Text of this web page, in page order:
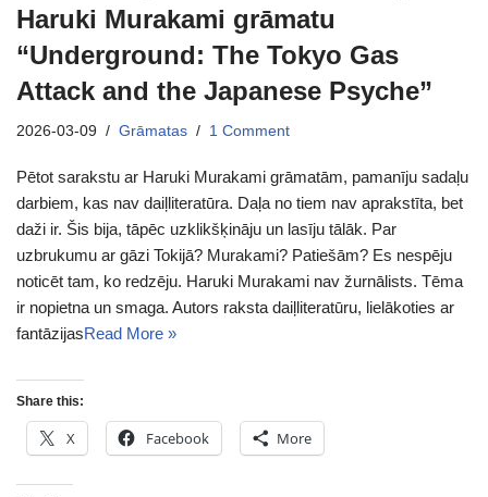
Haruki Murakami grāmatu
“Underground: The Tokyo Gas
Attack and the Japanese Psyche”
2026-03-09 Grāmatas 1 Comment
Pētot sarakstu ar Haruki Murakami grāmatām, pamanīju sadaļu
darbiem, kas nav daiļliteratūra. Daļa no tiem nav aprakstīta, bet
daži ir. Šis bija, tāpēc uzklikšķināju un lasīju tālāk. Par
uzbrukumu ar gāzi Tokijā? Murakami? Patiešām? Es nespēju
noticēt tam, ko redzēju. Haruki Murakami nav žurnālists. Tēma
ir nopietna un smaga. Autors raksta daiļliteratūru, lielākoties ar
fantāzijasRead More »
Share this:
X Facebook More